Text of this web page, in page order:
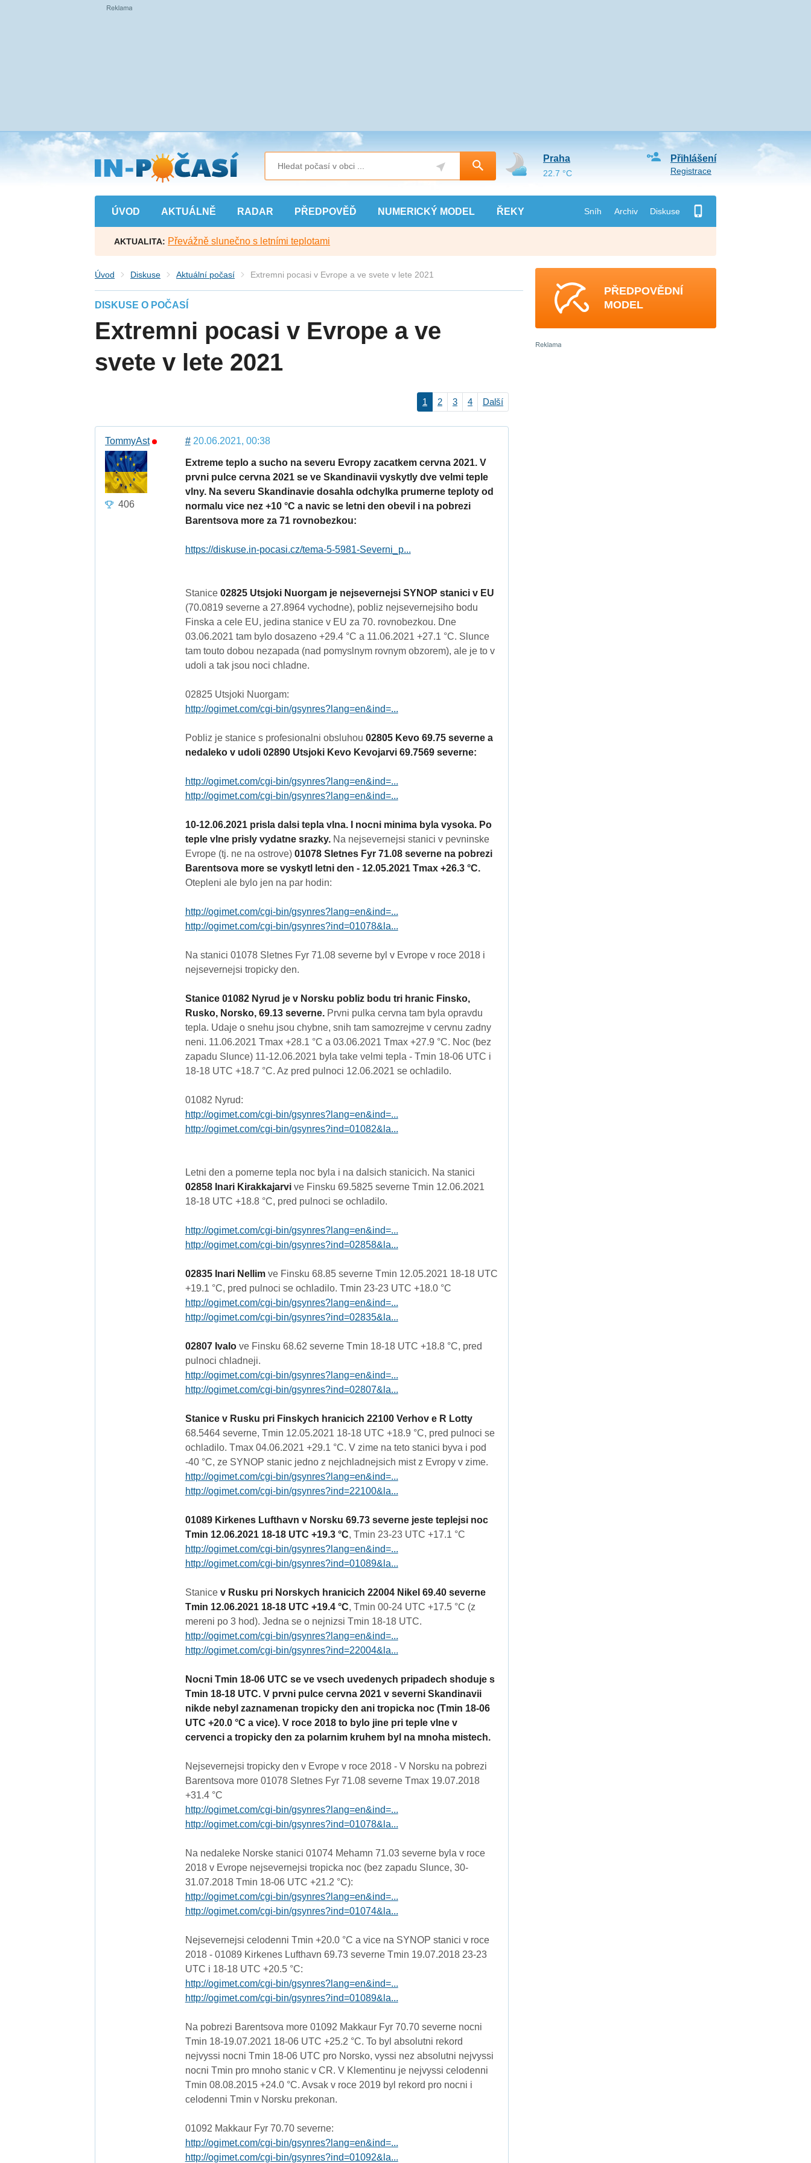
Přejít
na
hlavní
obsah
ÚVOD AKTUÁLNĚ RADAR PŘEDPOVĚĎ NUMERICKÝ MODEL ŘEKY Sníh Archiv Diskuse
Přihlášení
Registrace
Praha
22.7 °C
AKTUALITA: Převážně slunečno s letními teplotami
Úvod Diskuse Aktuální počasí Extremni pocasi v Evrope a ve svete v lete 2021
DISKUSE O POČASÍ
Extremni pocasi v Evrope a ve
svete v lete 2021
1 2 3 4 Další
TommyAst
406
#20.06.2021, 00:38
Extreme teplo a sucho na severu Evropy zacatkem cervna 2021. V
prvni pulce cervna 2021 se ve Skandinavii vyskytly dve velmi teple
vlny. Na severu Skandinavie dosahla odchylka prumerne teploty od
normalu vice nez +10 °C a navic se letni den obevil i na pobrezi
Barentsova more za 71 rovnobezkou:
https://diskuse.in-pocasi.cz/tema-5-5981-Severni_p...
Stanice 02825 Utsjoki Nuorgam je nejsevernejsi SYNOP stanici v EU
(70.0819 severne a 27.8964 vychodne), pobliz nejsevernejsiho bodu
Finska a cele EU, jedina stanice v EU za 70. rovnobezkou. Dne
03.06.2021 tam bylo dosazeno +29.4 °C a 11.06.2021 +27.1 °C. Slunce
tam touto dobou nezapada (nad pomyslnym rovnym obzorem), ale je to v
udoli a tak jsou noci chladne.
02825 Utsjoki Nuorgam:
http://ogimet.com/cgi-bin/gsynres?lang=en&ind=...
Pobliz je stanice s profesionalni obsluhou 02805 Kevo 69.75 severne a
nedaleko v udoli 02890 Utsjoki Kevo Kevojarvi 69.7569 severne:
http://ogimet.com/cgi-bin/gsynres?lang=en&ind=...
http://ogimet.com/cgi-bin/gsynres?lang=en&ind=...
10-12.06.2021 prisla dalsi tepla vlna. I nocni minima byla vysoka. Po
teple vlne prisly vydatne srazky.Na nejsevernejsi stanici v pevninske
Evrope (tj. ne na ostrove) 01078 Sletnes Fyr 71.08 severne na pobrezi
Barentsova more se vyskytl letni den - 12.05.2021 Tmax +26.3 °C.
Otepleni ale bylo jen na par hodin:
http://ogimet.com/cgi-bin/gsynres?lang=en&ind=...
http://ogimet.com/cgi-bin/gsynres?ind=01078&la...
Na stanici 01078 Sletnes Fyr 71.08 severne byl v Evrope v roce 2018 i
nejsevernejsi tropicky den.
Stanice 01082 Nyrud je v Norsku pobliz bodu tri hranic Finsko,
Rusko, Norsko, 69.13 severne.Prvni pulka cervna tam byla opravdu
tepla. Udaje o snehu jsou chybne, snih tam samozrejme v cervnu zadny
neni. 11.06.2021 Tmax +28.1 °C a 03.06.2021 Tmax +27.9 °C. Noc (bez
zapadu Slunce) 11-12.06.2021 byla take velmi tepla - Tmin 18-06 UTC i
18-18 UTC +18.7 °C. Az pred pulnoci 12.06.2021 se ochladilo.
01082 Nyrud:
http://ogimet.com/cgi-bin/gsynres?lang=en&ind=...
http://ogimet.com/cgi-bin/gsynres?ind=01082&la...
Letni den a pomerne tepla noc byla i na dalsich stanicich. Na stanici
02858 Inari Kirakkajarvive Finsku 69.5825 severne Tmin 12.06.2021
18-18 UTC +18.8 °C, pred pulnoci se ochladilo.
http://ogimet.com/cgi-bin/gsynres?lang=en&ind=...
http://ogimet.com/cgi-bin/gsynres?ind=02858&la...
02835 Inari Nellimve Finsku 68.85 severne Tmin 12.05.2021 18-18 UTC
+19.1 °C, pred pulnoci se ochladilo. Tmin 23-23 UTC +18.0 °C
http://ogimet.com/cgi-bin/gsynres?lang=en&ind=...
http://ogimet.com/cgi-bin/gsynres?ind=02835&la...
02807 Ivalove Finsku 68.62 severne Tmin 18-18 UTC +18.8 °C, pred
pulnoci chladneji.
http://ogimet.com/cgi-bin/gsynres?lang=en&ind=...
http://ogimet.com/cgi-bin/gsynres?ind=02807&la...
Stanice v Rusku pri Finskych hranicich 22100 Verhov e R Lotty
68.5464 severne, Tmin 12.05.2021 18-18 UTC +18.9 °C, pred pulnoci se
ochladilo. Tmax 04.06.2021 +29.1 °C. V zime na teto stanici byva i pod
-40 °C, ze SYNOP stanic jedno z nejchladnejsich mist z Evropy v zime.
http://ogimet.com/cgi-bin/gsynres?lang=en&ind=...
http://ogimet.com/cgi-bin/gsynres?ind=22100&la...
01089 Kirkenes Lufthavn v Norsku 69.73 severne jeste teplejsi noc
Tmin 12.06.2021 18-18 UTC +19.3 °C, Tmin 23-23 UTC +17.1 °C
http://ogimet.com/cgi-bin/gsynres?lang=en&ind=...
http://ogimet.com/cgi-bin/gsynres?ind=01089&la...
Stanice v Rusku pri Norskych hranicich 22004 Nikel 69.40 severne
Tmin 12.06.2021 18-18 UTC +19.4 °C, Tmin 00-24 UTC +17.5 °C (z
mereni po 3 hod). Jedna se o nejnizsi Tmin 18-18 UTC.
http://ogimet.com/cgi-bin/gsynres?lang=en&ind=...
http://ogimet.com/cgi-bin/gsynres?ind=22004&la...
Nocni Tmin 18-06 UTC se ve vsech uvedenych pripadech shoduje s
Tmin 18-18 UTC. V prvni pulce cervna 2021 v severni Skandinavii
nikde nebyl zaznamenan tropicky den ani tropicka noc (Tmin 18-06
UTC +20.0 °C a vice). V roce 2018 to bylo jine pri teple vlne v
cervenci a tropicky den za polarnim kruhem byl na mnoha mistech.
Nejsevernejsi tropicky den v Evrope v roce 2018 - V Norsku na pobrezi
Barentsova more 01078 Sletnes Fyr 71.08 severne Tmax 19.07.2018
+31.4 °C
http://ogimet.com/cgi-bin/gsynres?lang=en&ind=...
http://ogimet.com/cgi-bin/gsynres?ind=01078&la...
Na nedaleke Norske stanici 01074 Mehamn 71.03 severne byla v roce
2018 v Evrope nejsevernejsi tropicka noc (bez zapadu Slunce, 30-
31.07.2018 Tmin 18-06 UTC +21.2 °C):
http://ogimet.com/cgi-bin/gsynres?lang=en&ind=...
http://ogimet.com/cgi-bin/gsynres?ind=01074&la...
Nejsevernejsi celodenni Tmin +20.0 °C a vice na SYNOP stanici v roce
2018 - 01089 Kirkenes Lufthavn 69.73 severne Tmin 19.07.2018 23-23
UTC i 18-18 UTC +20.5 °C:
http://ogimet.com/cgi-bin/gsynres?lang=en&ind=...
http://ogimet.com/cgi-bin/gsynres?ind=01089&la...
Na pobrezi Barentsova more 01092 Makkaur Fyr 70.70 severne nocni
Tmin 18-19.07.2021 18-06 UTC +25.2 °C. To byl absolutni rekord
nejvyssi nocni Tmin 18-06 UTC pro Norsko, vyssi nez absolutni nejvyssi
nocni Tmin pro mnoho stanic v CR. V Klementinu je nejvyssi celodenni
Tmin 08.08.2015 +24.0 °C. Avsak v roce 2019 byl rekord pro nocni i
celodenni Tmin v Norsku prekonan.
01092 Makkaur Fyr 70.70 severne:
http://ogimet.com/cgi-bin/gsynres?lang=en&ind=...
http://ogimet.com/cgi-bin/gsynres?ind=01092&la...
PŘEDPOVĚDNÍ
MODEL